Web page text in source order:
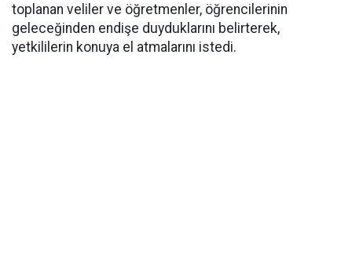
toplanan veliler ve öğretmenler, öğrencilerinin
geleceğinden endişe duyduklarını belirterek,
yetkililerin konuya el atmalarını istedi.